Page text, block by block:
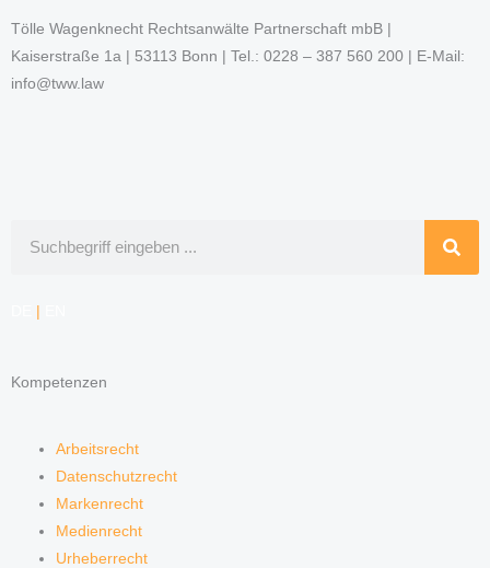
Tölle Wagenknecht Rechtsanwälte Partnerschaft mbB |
Kaiserstraße 1a | 53113 Bonn | Tel.: 0228 – 387 560 200 | E-Mail:
info@tww.law
|
Kompetenzen
Arbeitsrecht
Datenschutzrecht
Markenrecht
Medienrecht
Urheberrecht